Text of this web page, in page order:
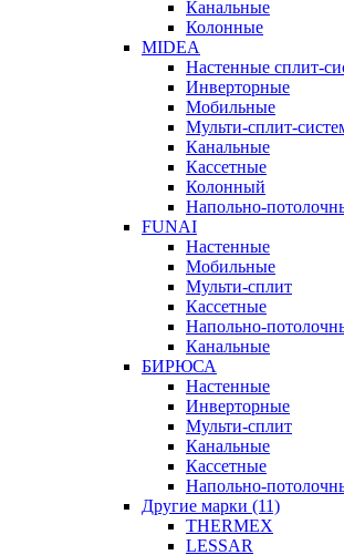
Канальные
Колонные
MIDEA
Настенные сплит-
Инверторные
Мобильные
Мульти-сплит-
Канальные
Кассетные
Колонный
Напольно-
FUNAI
Настенные
Мобильные
Мульти-сплит
Кассетные
Напольно-
Канальные
БИРЮСА
Настенные
Инверторные
Мульти-сплит
Канальные
Кассетные
Напольно-
Другие марки (11)
THERMEX
LESSAR